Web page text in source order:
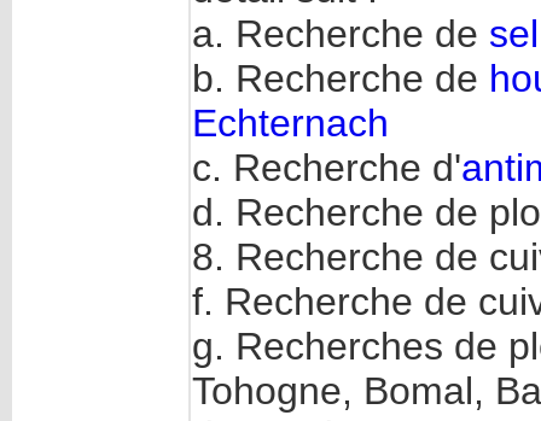
a. Recherche de
b. Recherche de
Echternach
c. Recherche d'
d. Recherche de
8. Recherche de
f. Recherche de
g. Recherches de
Tohogne, Bomal,